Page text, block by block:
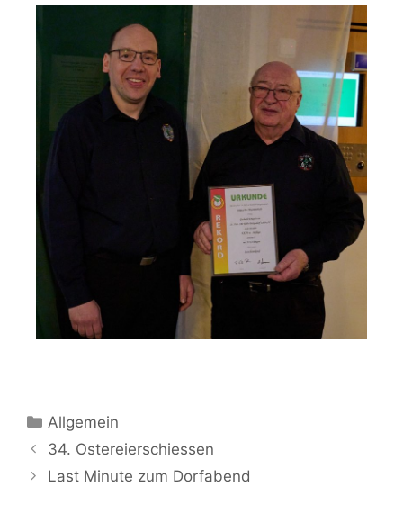
Allgemein
34. Ostereierschiessen
Last Minute zum Dorfabend